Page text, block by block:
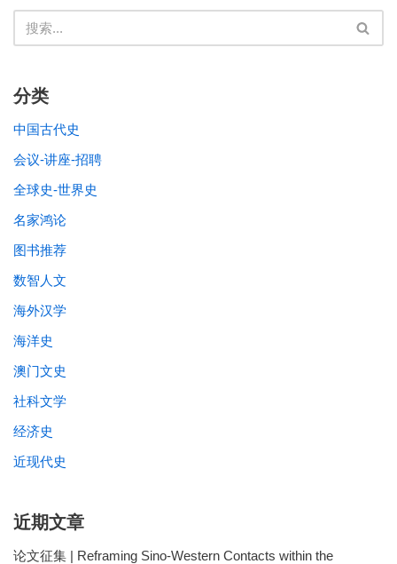
分类
中国古代史
会议-讲座-招聘
全球史-世界史
名家鸿论
图书推荐
数智人文
海外汉学
海洋史
澳门文史
社科文学
经济史
近现代史
近期文章
论文征集 | Reframing Sino-Western Contacts within the